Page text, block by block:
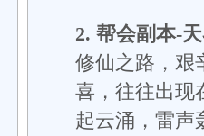
2. 帮会副本-
修仙之路，艰
喜，往往出现
起云涌，雷声